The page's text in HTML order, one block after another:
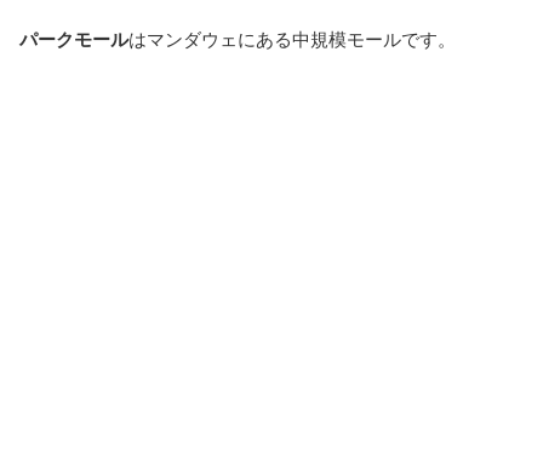
パークモールはマンダウェにある中規模モールです。